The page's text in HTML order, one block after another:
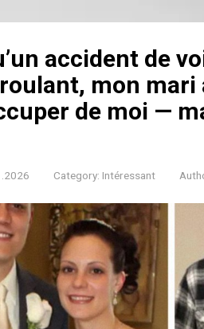
accident de
mon mari
de moi —
Category: Intéressant